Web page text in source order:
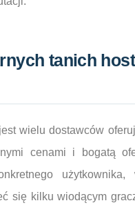
tanich
wielu dostawców
cenami i bogatą
się kilku wiodącym